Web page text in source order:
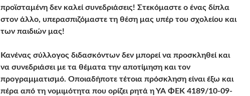
προϊσταμένη δεν καλεί συνεδριάσεις! Στεκόμαστε ο ένας δίπλα
στον άλλο, υπερασπιζόμαστε τη θέση μας υπέρ του σχολείου και
των παιδιών μας!
Κανένας σύλλογος διδασκόντων δεν μπορεί να προσκληθεί και
να συνεδριάσει με τα θέματα την αποτίμηση και τον
προγραμματισμό. Οποιαδήποτε τέτοια πρόσκληση είναι έξω και
πέρα από τη νομιμότητα που ορίζει ρητά η ΥΑ ΦΕΚ 4189/10-09-